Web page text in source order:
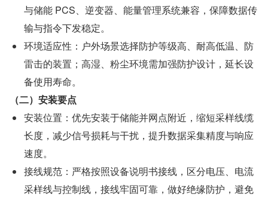
与储能 PCS、逆变器、能量管理系统兼容，保障数据传
输与指令下发稳定。
环境适应性：户外场景选择防护等级高、耐高低温、防
雷击的装置；高湿、粉尘环境需加强防护设计，延长设
备使用寿命。
（二）安装要点
安装位置：优先安装于储能并网点附近，缩短采样线缆
长度，减少信号损耗与干扰，提升数据采集精度与响应
速度。
接线规范：严格按照设备说明书接线，区分电压、电流
采样线与控制线，接线牢固可靠，做好绝缘防护，避免